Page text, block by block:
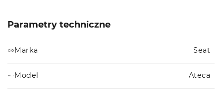
Parametry techniczne
Marka Seat
Model Ateca